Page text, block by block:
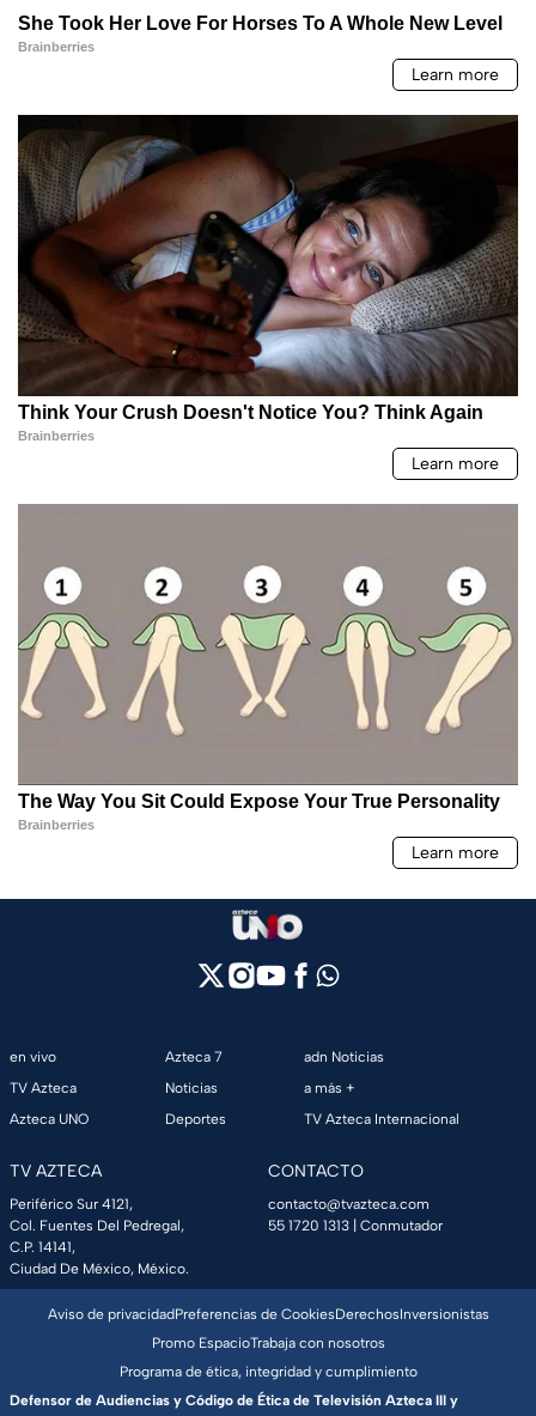
en vivo
TV Azteca
Azteca UNO
Azteca 7
Noticias
Deportes
adn Noticias
a más +
TV Azteca Internacional
TV AZTECA
Periférico Sur 4121,
Col. Fuentes Del Pedregal,
C.P. 14141,
Ciudad De México, México.
CONTACTO
contacto@tvazteca.com
55 1720 1313 | Conmutador
Aviso de privacidadPreferencias de CookiesDerechosInversionistas
Promo EspacioTrabaja con nosotros
Programa de ética, integridad y cumplimiento
Defensor de Audiencias y Código de Ética de Televisión Azteca III y